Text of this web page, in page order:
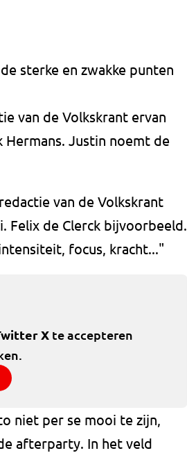
sterke en zwakke punten
van de Volkskrant ervan
Justin noemt de
van de Volkskrant
Felix de Clerck bijvoorbeeld.
focus, kracht..."
Xte accepteren
niet per se mooi te zijn,
afterparty. In het veld